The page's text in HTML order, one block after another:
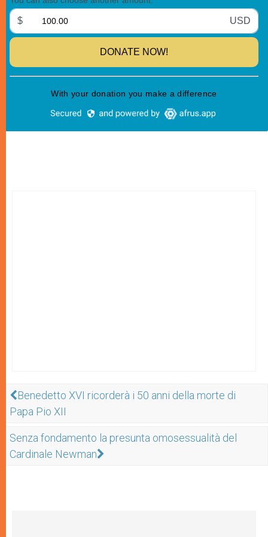
Benedetto XVI ricorderà i 50 anni della morte di
Papa Pio XII
Senza fondamento la presunta omosessualità del
Cardinale Newman